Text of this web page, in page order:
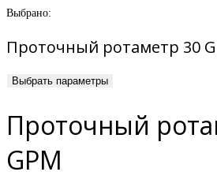
Выбрано:
Проточный ротаметр 30
Выбрать параметры
Проточный
GPM